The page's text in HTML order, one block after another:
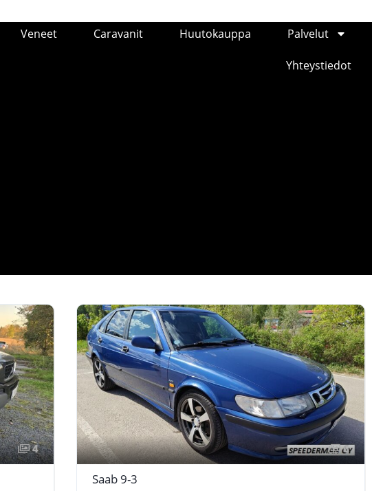
Veneet Caravanit Huutokauppa Palvelut
Yhteystiedot
4 6
Saab 9-3